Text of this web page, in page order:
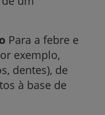
Para a febre e
exemplo,
dentes), de
à base de